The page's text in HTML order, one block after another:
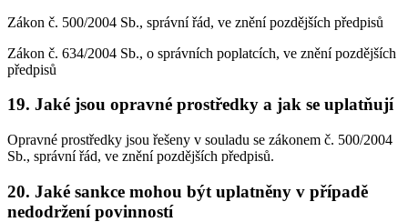
Zákon č. 500/2004 Sb., správní řád, ve znění pozdějších předpisů
Zákon č. 634/2004 Sb., o správních poplatcích, ve znění pozdějších
předpisů
19. Jaké jsou opravné prostředky a jak se uplatňují
Opravné prostředky jsou řešeny v souladu se zákonem č. 500/2004
Sb., správní řád, ve znění pozdějších předpisů.
20. Jaké sankce mohou být uplatněny v případě
nedodržení povinností